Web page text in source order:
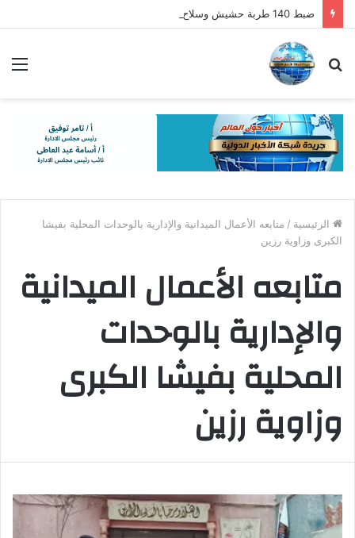
بحث
الرئيسية / متابعه الأعمال الميدانية والإدارية بالوحدات المحلية بفيشا
الكبرى وزاوية رزين
متابعه الأعمال الميدانية
والإدارية بالوحدات
المحلية بفيشا الكبرى
وزاوية رزين